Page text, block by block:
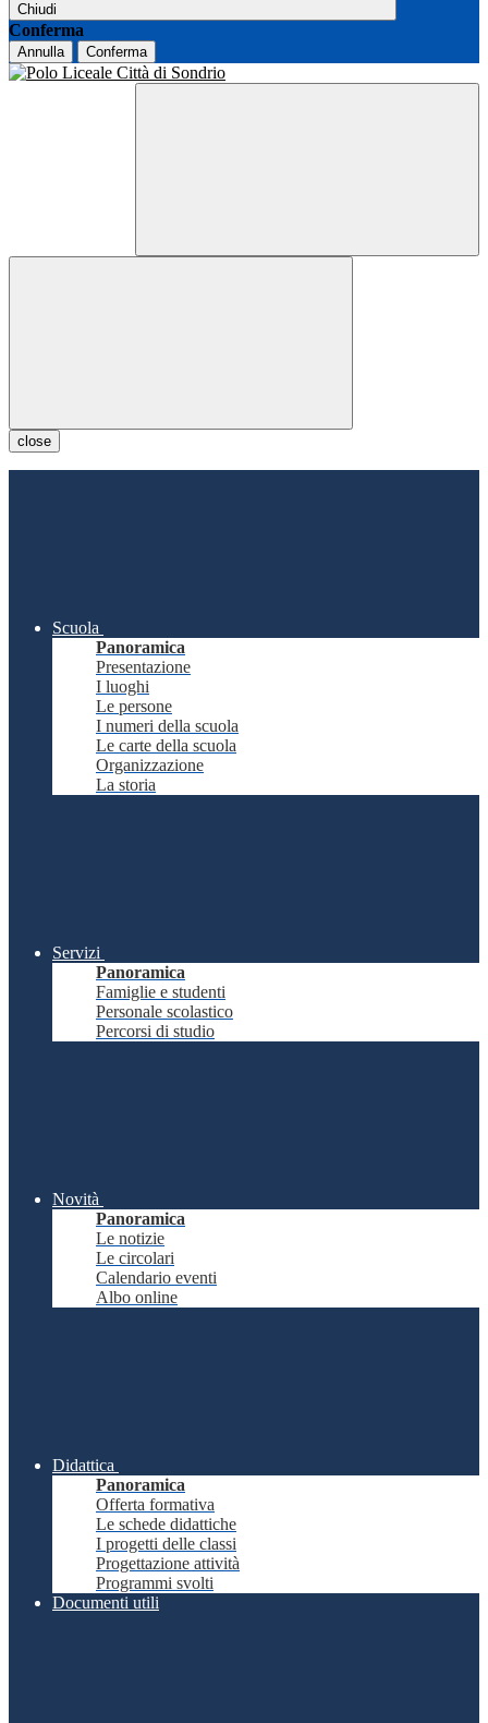
Chiudi
Conferma
Annulla Conferma
close
Scuola
Panoramica
Presentazione
I luoghi
Le persone
I numeri della scuola
Le carte della scuola
Organizzazione
La storia
Servizi
Panoramica
Famiglie e studenti
Personale scolastico
Percorsi di studio
Novità
Panoramica
Le notizie
Le circolari
Calendario eventi
Albo online
Didattica
Panoramica
Offerta formativa
Le schede didattiche
I progetti delle classi
Progettazione attività
Programmi svolti
Documenti utili